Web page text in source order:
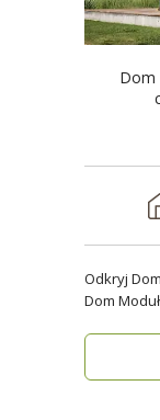
Dom
Odkryj
Dom